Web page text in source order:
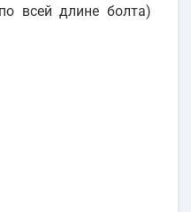
всей длине болта)